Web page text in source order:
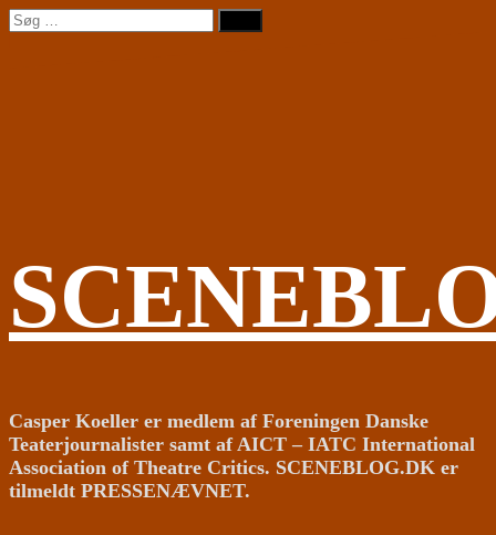
Videre
til
Søg
efter:
Casper Koeller er medlem af Foreningen Danske
Teaterjournalister samt af AICT – IATC International
Association of Theatre Critics. SCENEBLOG.DK er
tilmeldt PRESSENÆVNET.